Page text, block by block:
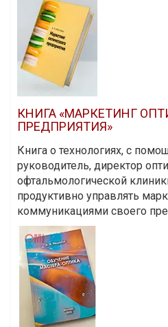
КНИГА «МАРКЕТИНГ
ПРЕДПРИЯТИЯ»
Книга о технологиях, с
руководитель, директор
офтальмологической
продуктивно управлять
коммуникациями своего